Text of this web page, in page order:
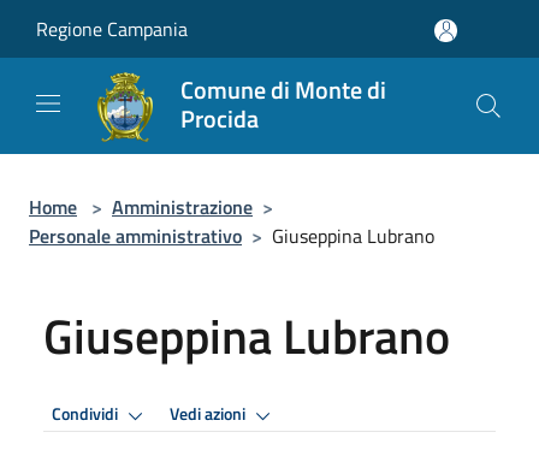
Regione Campania
Comune di Monte di
Procida
Home > Amministrazione >
Personale amministrativo > Giuseppina Lubrano
Giuseppina Lubrano
Condividi Vedi azioni